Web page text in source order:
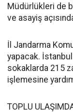
Müdürlükleri de
ve asayiş
İl Jandarma
yapacak.
sokaklarda 215
işlemesine
TOPLU